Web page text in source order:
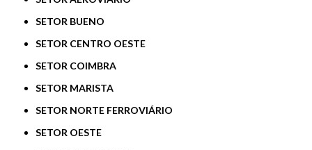
SETOR BUENO
SETOR CENTRO OESTE
SETOR COIMBRA
SETOR MARISTA
SETOR NORTE FERROVIÁRIO
SETOR OESTE